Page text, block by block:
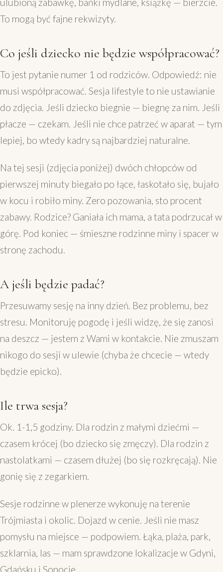
To mogą być fajne rekwizyty.
Co jeśli dziecko nie będzie współpracować?
To jest pytanie numer 1 od rodziców. Odpowiedź: nie
musi współpracować. Sesja lifestyle to nie ustawianie
do zdjęcia. Jeśli dziecko biegnie — biegnę za nim. Jeśli
płacze — czekam. Jeśli nie chce patrzeć w aparat — tym
lepiej, bo wtedy kadry są najbardziej naturalne.
Na tej sesji (zdjęcia poniżej) dwóch chłopców od
pierwszej minuty biegało po łące, łaskotało się, bujało
w kocu i robiło miny. Zero pozowania, sto procent
zabawy. Rodzice? Ganiała ich mama, a tata podrzucał w
górę. Pod koniec — śmieszne rodzinne miny i spacer w
stronę zachodu.
A jeśli będzie padać?
Przesuwamy sesję na inny dzień. Bez problemu, bez
stresu. Monitoruję pogodę i jeśli widzę, że się zanosi
na deszcz — jestem z Wami w kontakcie. Nie zmuszam
nikogo do sesji w ulewie (chyba że chcecie — wtedy
będzie epicko).
Ile trwa sesja?
Ok. 1-1,5 godziny. Dla rodzin z małymi dziećmi —
czasem krócej (bo dziecko się zmęczy). Dla rodzin z
nastolatkami — czasem dłużej (bo się rozkręcają). Nie
gonię się z zegarkiem.
Sesje rodzinne w plenerze wykonuję na terenie
Trójmiasta i okolic. Dojazd w cenie. Jeśli nie masz
pomysłu na miejsce — podpowiem. Łąka, plaża, park,
szklarnia, las — mam sprawdzone lokalizacje w Gdyni,
Gdańsku i Sopocie.